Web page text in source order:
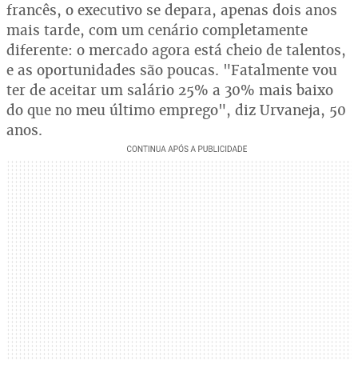
francês, o executivo se depara, apenas dois anos
mais tarde, com um cenário completamente
diferente: o mercado agora está cheio de talentos,
e as oportunidades são poucas. "Fatalmente vou
ter de aceitar um salário 25% a 30% mais baixo
do que no meu último emprego", diz Urvaneja, 50
anos.